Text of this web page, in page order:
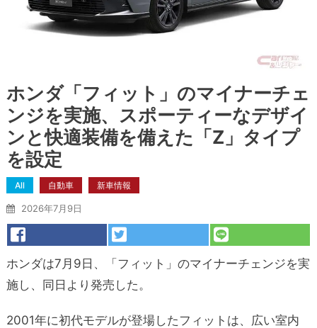
ホンダ「フィット」のマイナーチェ
ンジを実施、スポーティーなデザイ
ンと快適装備を備えた「Z」タイプ
を設定
All 自動車 新車情報
2026年7月9日
ホンダは7月9日、「フィット」のマイナーチェンジを実
施し、同日より発売した。
2001年に初代モデルが登場したフィットは、広い室内